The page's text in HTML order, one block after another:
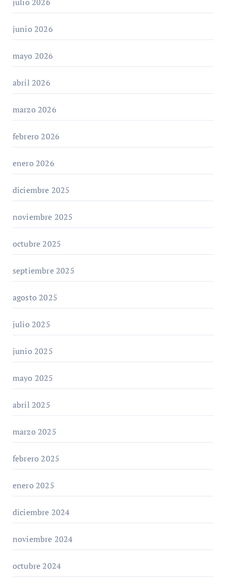
julio 2026
junio 2026
mayo 2026
abril 2026
marzo 2026
febrero 2026
enero 2026
diciembre 2025
noviembre 2025
octubre 2025
septiembre 2025
agosto 2025
julio 2025
junio 2025
mayo 2025
abril 2025
marzo 2025
febrero 2025
enero 2025
diciembre 2024
noviembre 2024
octubre 2024